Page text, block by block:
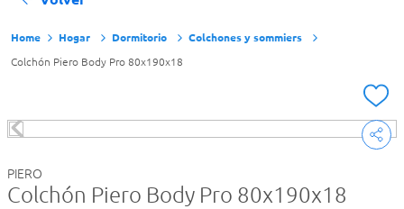
Hogar Dormitorio Colchones y sommiers
Colchón Piero Body Pro 80x190x18
PIERO
Colchón Piero Body Pro 80x190x18
Cerveza
Papas Fritas